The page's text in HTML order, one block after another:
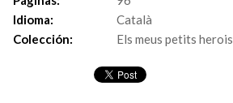
Idioma:
Català
Colección:
Els meus petits herois